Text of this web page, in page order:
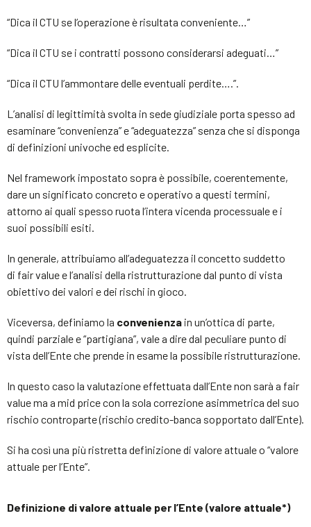
“Dica il CTU se l’operazione è risultata conveniente…”
“Dica il CTU se i contratti possono considerarsi adeguati…”
“Dica il CTU l’ammontare delle eventuali perdite….”.
L’analisi di legittimità svolta in sede giudiziale porta spesso ad
esaminare “convenienza” e “adeguatezza” senza che si disponga
di definizioni univoche ed esplicite.
Nel framework impostato sopra è possibile, coerentemente,
dare un significato concreto e operativo a questi termini,
attorno ai quali spesso ruota l’intera vicenda processuale e i
suoi possibili esiti.
In generale, attribuiamo all’adeguatezza il concetto suddetto
di fair value e l’analisi della ristrutturazione dal punto di vista
obiettivo dei valori e dei rischi in gioco.
Viceversa, definiamo la convenienza in un’ottica di parte,
quindi parziale e “partigiana”, vale a dire dal peculiare punto di
vista dell’Ente che prende in esame la possibile ristrutturazione.
In questo caso la valutazione effettuata dall’Ente non sarà a fair
value ma a mid price con la sola correzione asimmetrica del suo
rischio controparte (rischio credito-banca sopportato dall’Ente).
Si ha così una più ristretta definizione di valore attuale o “valore
attuale per l’Ente”.
Definizione di valore attuale per l’Ente (valore attuale*)